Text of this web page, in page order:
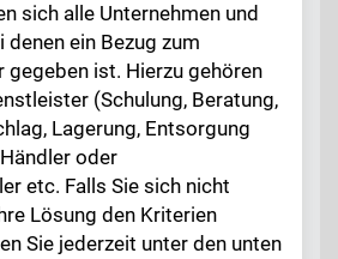
sich alle Unternehmen und
ein Bezug zum
gegeben ist. Hierzu gehören
(Schulung, Beratung,
Lagerung, Entsorgung
oder
etc. Falls Sie sich nicht
Lösung den Kriterien
Sie jederzeit unter den unten